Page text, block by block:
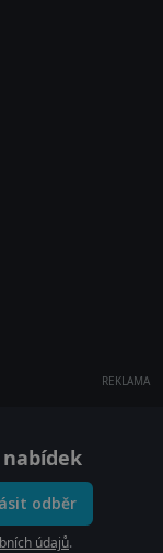
REKLAMA
odběr
údajů.